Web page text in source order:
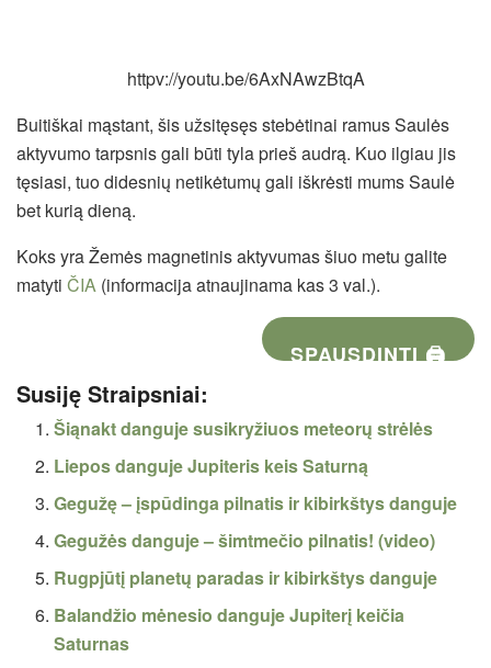
httpv://youtu.be/6AxNAwzBtqA
Buitiškai mąstant, šis užsitęsęs stebėtinai ramus Saulės
aktyvumo tarpsnis gali būti tyla prieš audrą. Kuo ilgiau jis
tęsiasi, tuo didesnių netikėtumų gali iškrėsti mums Saulė
bet kurią dieną.
Koks yra Žemės magnetinis aktyvumas šiuo metu galite
matyti ČIA (informacija atnaujinama kas 3 val.).
SPAUSDINTI 🖨
Susiję Straipsniai:
Šiąnakt danguje susikryžiuos meteorų strėlės
Liepos danguje Jupiteris keis Saturną
Gegužę – įspūdinga pilnatis ir kibirkštys danguje
Gegužės danguje – šimtmečio pilnatis! (video)
Rugpjūtį planetų paradas ir kibirkštys danguje
Balandžio mėnesio danguje Jupiterį keičia
Saturnas